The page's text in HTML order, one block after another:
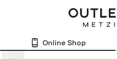
Online Shop